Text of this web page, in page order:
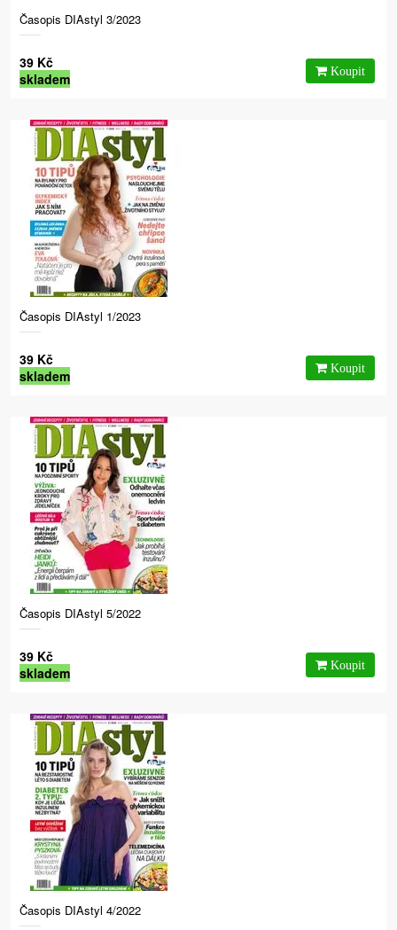
Časopis DIAstyl 3/2023
39 Kč
skladem
Časopis DIAstyl 1/2023
39 Kč
skladem
Časopis DIAstyl 5/2022
39 Kč
skladem
Časopis DIAstyl 4/2022